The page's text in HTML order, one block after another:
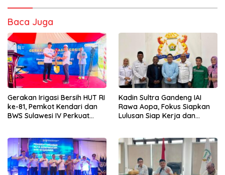
Baca Juga
Gerakan Irigasi Bersih HUT RI
ke-81, Pemkot Kendari dan
BWS Sulawesi IV Perkuat
Kadin Sultra Gandeng IAI
Rawa Aopa, Fokus Siapkan
Lulusan Siap Kerja dan